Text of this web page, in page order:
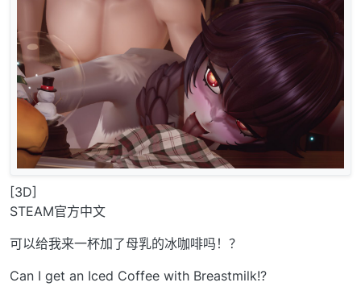
[3D]
STEAM官方中文
可以给我来一杯加了母乳的冰咖啡吗！？
Can I get an Iced Coffee with Breastmilk!?